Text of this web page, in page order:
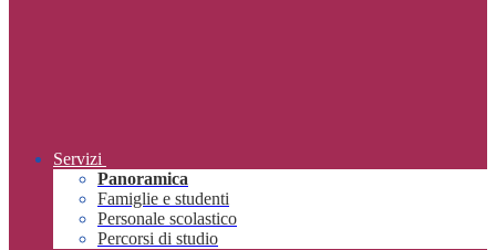
Servizi
Panoramica
Famiglie e studenti
Personale scolastico
Percorsi di studio